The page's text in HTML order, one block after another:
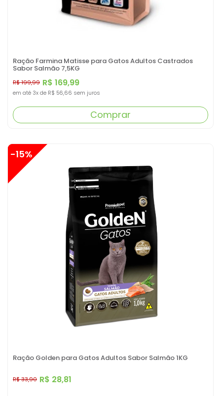
Ração Farmina Matisse para Gatos Adultos Castrados
Sabor Salmão 7,5KG
R$ 169,99
R$ 199,99
em até 3x de R$ 56,66 sem juros
Comprar
Ração Golden para Gatos Adultos Sabor Salmão 1KG
R$ 28,81
R$ 33,90
-15%